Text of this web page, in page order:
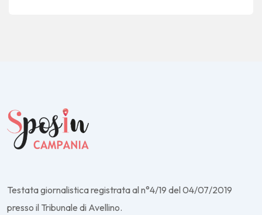
Testata giornalistica registrata al n°4/19 del 04/07/2019
presso il Tribunale di Avellino.